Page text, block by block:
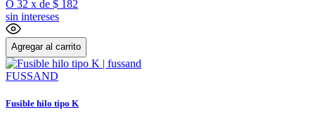
O 32 x de $ 182
sin intereses
Agregar al carrito
FUSSAND
Fusible hilo tipo K